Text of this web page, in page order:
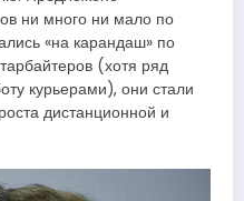
ни много ни мало по
«на карандаш» по
(хотя ряд
курьерами), они стали
дистанционной и